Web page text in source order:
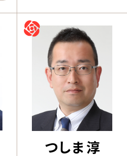
つしま 淳